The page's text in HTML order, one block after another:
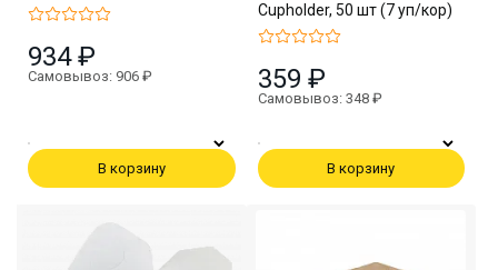
934 ₽
Самовывоз: 906 ₽
В корзину
Cupholder, 50 шт (7 уп/кор)
359 ₽
Самовывоз: 348 ₽
В корзину